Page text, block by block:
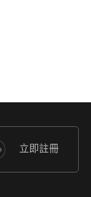
立即註冊